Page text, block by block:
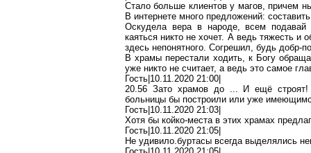
Стало больше клиентов у магов, причем
В интернете много предложений:
Оскудела вера в народе, всем подавай
каяться никто не хочет. А ведь тяжесть и
здесь непонятного. Согрешил, будь добр-
В храмы перестали ходить, к Богу
уже никто не считает, а ведь это самое
Гость|10.11.2020 21:00|
20.56 Зато храмов до ... И ещё
больницы бы построили или уже
Гость|10.11.2020 21:03|
Хотя бы койко-места в этих храмах
Гость|10.11.2020 21:05|
Не удивило.буртасы всегда выделялись